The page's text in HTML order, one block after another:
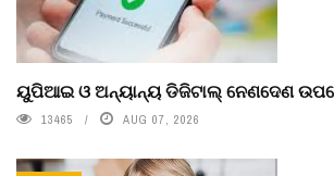
ୟୁପିଆଇ ଓ ଅନ୍ୟାନ୍ୟ ଡିଜିଟାଲ୍ ନେଣଦେଣ
13465 AUG 07, 2026